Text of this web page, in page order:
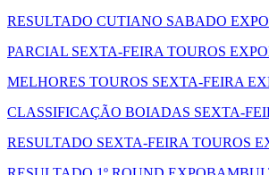
RESULTADO CUTIANO SABADO
PARCIAL SEXTA-FEIRA TOUROS
MELHORES TOUROS SEXTA-FEIRA
CLASSIFICAÇÃO BOIADAS SEXTA-
RESULTADO SEXTA-FEIRA TOUROS